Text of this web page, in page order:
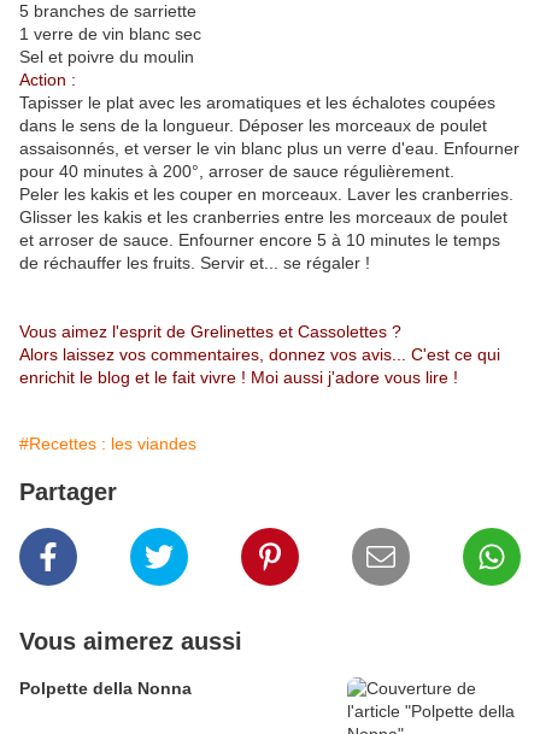
5 branches de sarriette
1 verre de vin blanc sec
Sel et poivre du moulin
Action :
Tapisser le plat avec les aromatiques et les échalotes coupées
dans le sens de la longueur. Déposer les morceaux de poulet
assaisonnés, et verser le vin blanc plus un verre d'eau. Enfourner
pour 40 minutes à 200°, arroser de sauce régulièrement.
Peler les kakis et les couper en morceaux. Laver les cranberries.
Glisser les kakis et les cranberries entre les morceaux de poulet
et arroser de sauce. Enfourner encore 5 à 10 minutes le temps
de réchauffer les fruits. Servir et... se régaler !
Vous aimez l'esprit de Grelinettes et Cassolettes ?
Alors laissez vos commentaires, donnez vos avis... C'est ce qui
enrichit le blog et le fait vivre ! Moi aussi j'adore vous lire !
#Recettes : les viandes
Partager
Vous aimerez aussi
Polpette della Nonna